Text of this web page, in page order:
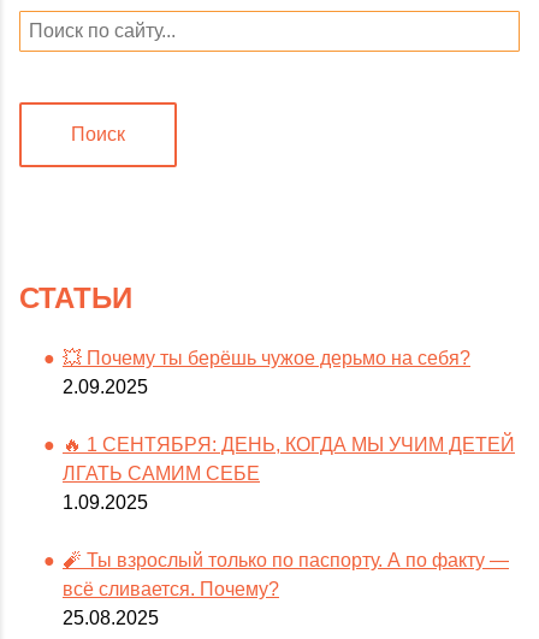
Поиск
СТАТЬИ
💥 Почему ты берёшь чужое дерьмо на себя?
2.09.2025
🔥 1 СЕНТЯБРЯ: ДЕНЬ, КОГДА МЫ УЧИМ ДЕТЕЙ
ЛГАТЬ САМИМ СЕБЕ
1.09.2025
🧨 Ты взрослый только по паспорту. А по факту —
всё сливается. Почему?
25.08.2025